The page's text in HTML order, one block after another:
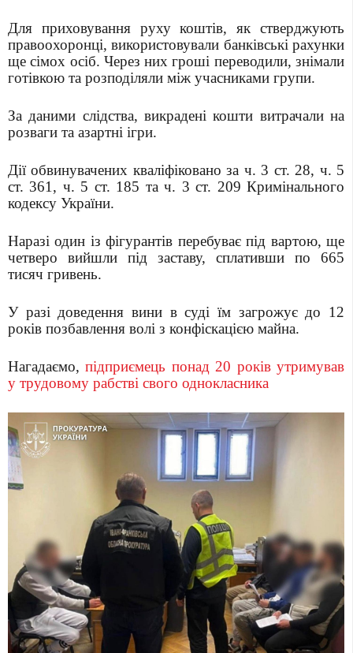
Для приховування руху коштів, як стверджують
правоохоронці, використовували банківські рахунки
ще сімох осіб. Через них гроші переводили, знімали
готівкою та розподіляли між учасниками групи.
За даними слідства, викрадені кошти витрачали на
розваги та азартні ігри.
Дії обвинувачених кваліфіковано за ч. 3 ст. 28, ч. 5
ст. 361, ч. 5 ст. 185 та ч. 3 ст. 209 Кримінального
кодексу України.
Наразі один із фігурантів перебуває під вартою, ще
четверо вийшли під заставу, сплативши по 665
тисяч гривень.
У разі доведення вини в суді їм загрожує до 12
років позбавлення волі з конфіскацією майна.
Нагадаємо,підприємець понад 20 років утримував
у трудовому рабстві свого однокласника